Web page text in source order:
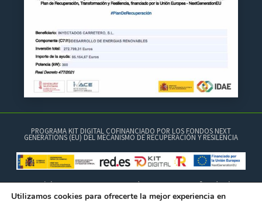
PROGRAMA KIT DIGITAL COFINANCIADO POR LOS FONDOS NEXT
GENERATIONS (EU) DEL MECANISMO DE RECUPERACIÓN Y RESILENCIA
Copyright 2026 © Brocar Inyectados Carretero, S.L.® Todos los
Utilizamos cookies para ofrecerte la mejor experiencia en